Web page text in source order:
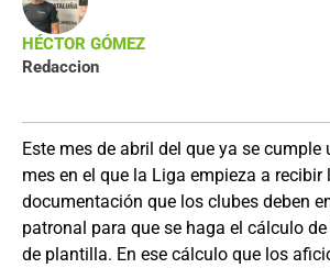
Este mes de abril del que ya se cumple
mes en el que la Liga empieza a recibir
documentación que los clubes deben
patronal para que se haga el cálculo
de plantilla. En ese cálculo que los
HÉCTOR GÓMEZ
Redaccion